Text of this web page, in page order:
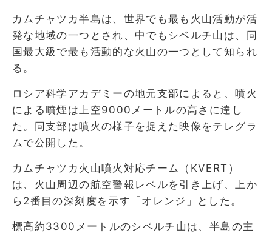
カムチャツカ半島は、世界でも最も火山活動が活
発な地域の一つとされ、中でもシベルチ山は、同
国最大級で最も活動的な火山の一つとして知られ
る。
ロシア科学アカデミーの地元支部によると、噴火
による噴煙は上空9000メートルの高さに達し
た。同支部は噴火の様子を捉えた映像をテレグラ
ムで公開した。
カムチャツカ火山噴火対応チーム（KVERT）
は、火山周辺の航空警報レベルを引き上げ、上か
ら2番目の深刻度を示す「オレンジ」とした。
標高約3300メートルのシベルチ山は、半島の主